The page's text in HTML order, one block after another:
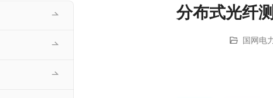
分布式光纤
国网电